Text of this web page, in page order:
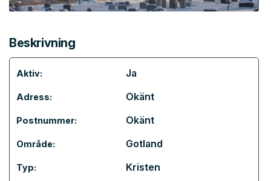
Beskrivning
Aktiv: Ja
Adress: Okänt
Postnummer: Okänt
Område: Gotland
Typ: Kristen